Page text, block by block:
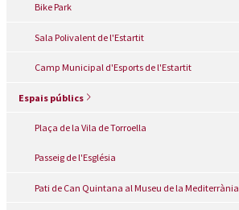
Bike Park
Sala Polivalent de l'Estartit
Camp Municipal d'Esports de l'Estartit
Espais públics
Plaça de la Vila de Torroella
Passeig de l'Església
Pati de Can Quintana al Museu de la Mediterrània